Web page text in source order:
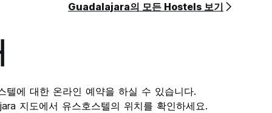
Guadalajara의 모든 Hostels 보기
에 대한 온라인 예약을 하실 수 있습니다.
지도에서 유스호스텔의 위치를 확인하세요.